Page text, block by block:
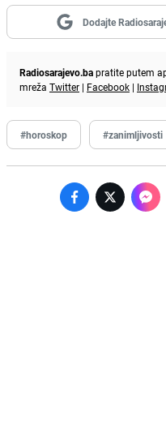
Dodajte
Radiosarajevo.bapratite putem
mreža Twitter | Facebook |
#horoskop #zanimljivosti